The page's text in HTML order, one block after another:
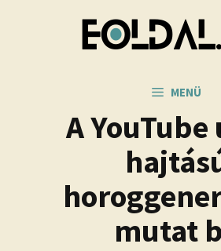
MENÜ
A YouTube
mutat